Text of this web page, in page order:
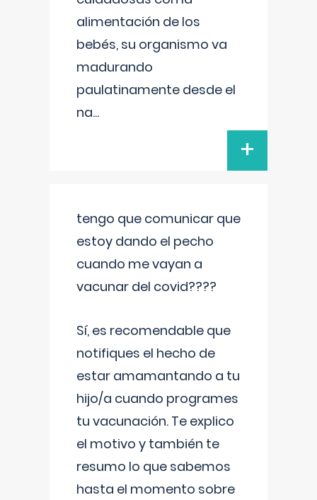
alimentación de los
bebés, su organismo va
madurando
paulatinamente desde el
na...
+
tengo que comunicar que
estoy dando el pecho
cuando me vayan a
vacunar del covid????
Sí, es recomendable que
notifiques el hecho de
estar amamantando a tu
hijo/a cuando programes
tu vacunación. Te explico
el motivo y también te
resumo lo que sabemos
hasta el momento sobre